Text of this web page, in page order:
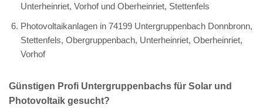
Unterheinriet, Vorhof und Oberheinriet, Stettenfels
Photovoltaikanlagen in 74199 Untergruppenbach Donnbronn,
Stettenfels, Obergruppenbach, Unterheinriet, Oberheinriet,
Vorhof
Günstigen Profi Untergruppenbachs für Solar und
Photovoltaik gesucht?